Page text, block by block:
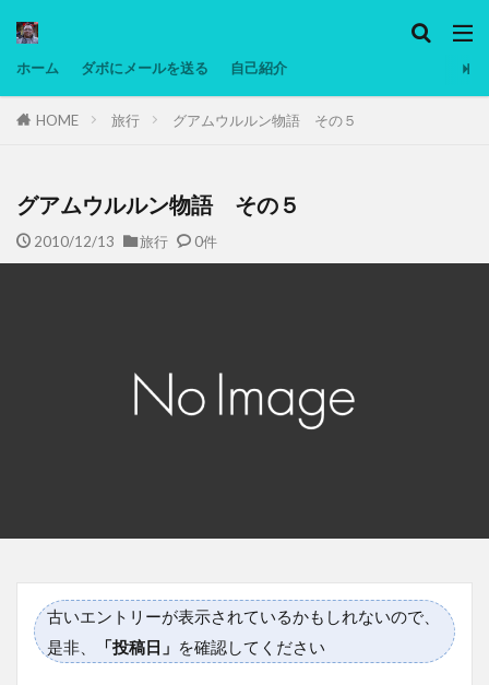
ホーム ダボにメールを送る 自己紹介
HOME 旅行 グアムウルルン物語 その５
グアムウルルン物語 その５
2010/12/13 旅行 0件
古いエントリーが表示されているかもしれないので、
是非、
「投稿日」 を確認してください
タグ
マレーシア動画
ヨーグルト
備忘録
動画 日本人村社会 脱水シート